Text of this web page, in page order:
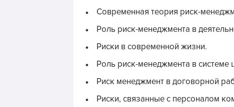
Современная теория риск-
Роль риск-менеджмента в
Риски в современной жизни.
Роль риск-менеджмента в системе
Риск менеджмент в договорной
Риски, связанные с персоналом